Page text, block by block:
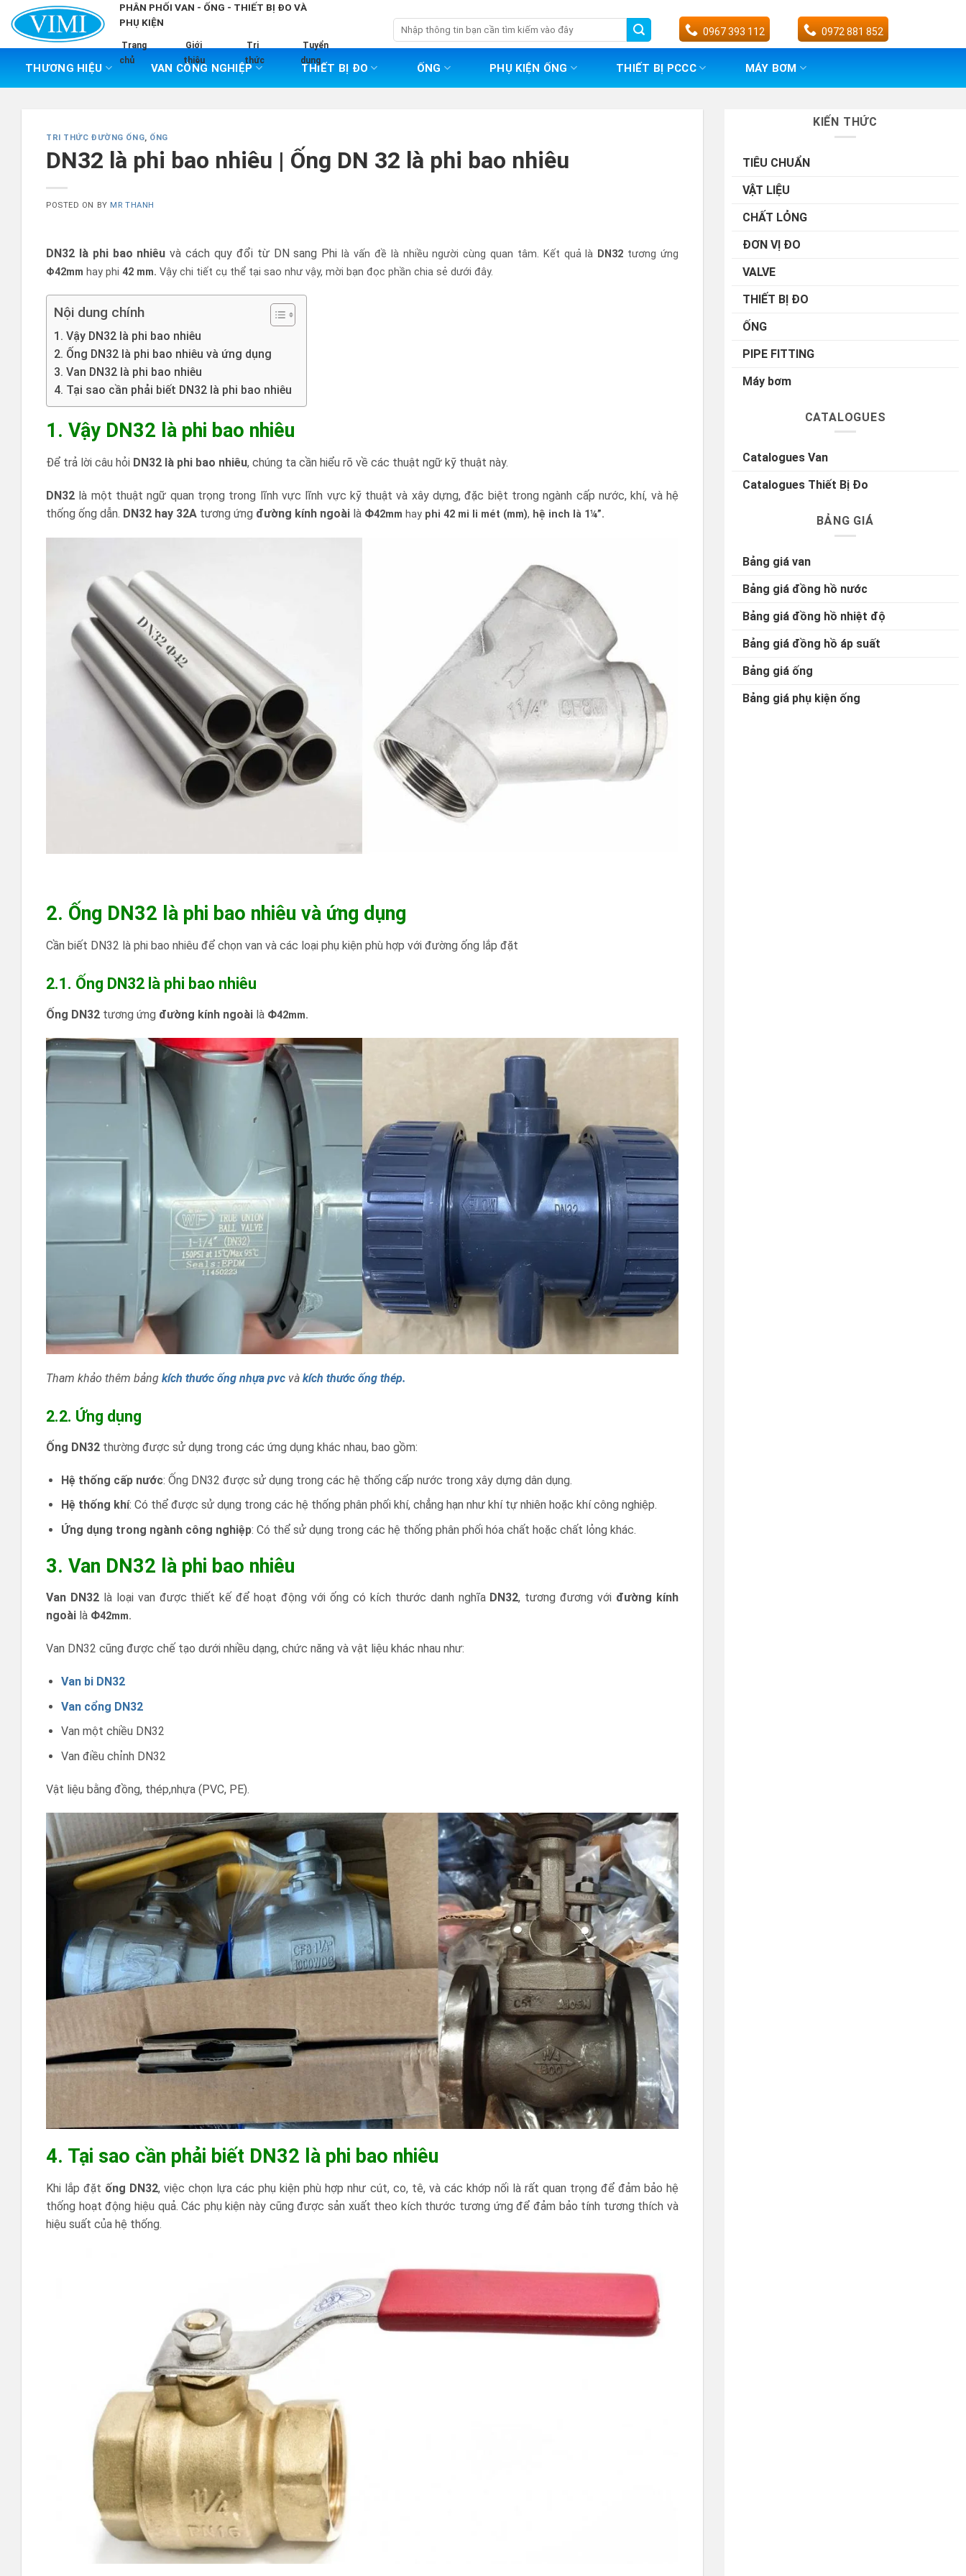
content
PHÂN PHỐI VAN - ỐNG - THIẾT BỊ ĐO VÀ
PHỤ KIỆN
Trang
chủ
Giới
thiệu
Tri
thức
Tuyển
dụng
Tìm
kiếm:
0967 393 112 0972 881 852
THƯƠNG HIỆU VAN CÔNG NGHIỆP THIẾT BỊ ĐO ỐNG PHỤ KIỆN ỐNG THIẾT BỊ PCCC MÁY BƠM
TRI THỨC ĐƯỜNG ỐNG, ỐNG
DN32 là phi bao nhiêu | Ống DN 32 là phi bao nhiêu
POSTED ON BY MR THANH
DN32 là phi bao nhiêu và cách quy đổi từ DN sang Philà vấn đề là nhiều người cùng quan tâm. Kết quả là DN32 tương ứng
Φ42mm hay phi 42 mm. Vậy chi tiết cụ thể tại sao như vậy, mời bạn đọc phần chia sẻ dưới đây.
Nội dung chính
1. Vậy DN32 là phi bao nhiêu
2. Ống DN32 là phi bao nhiêu và ứng dụng
3. Van DN32 là phi bao nhiêu
4. Tại sao cần phải biết DN32 là phi bao nhiêu
1. Vậy DN32 là phi bao nhiêu
Để trả lời câu hỏi DN32 là phi bao nhiêu, chúng ta cần hiểu rõ về các thuật ngữ kỹ thuật này.
DN32 là một thuật ngữ quan trọng trong lĩnh vực lĩnh vực kỹ thuật và xây dựng, đặc biệt trong ngành cấp nước, khí, và hệ
thống ống dẫn. DN32 hay 32A tương ứng đường kính ngoài là Φ42mm hay phi 42 mi li mét (mm), hệ inch là 1¼”.
2. Ống DN32 là phi bao nhiêu và ứng dụng
Cần biết DN32 là phi bao nhiêu để chọn van và các loại phụ kiện phù hợp với đường ống lắp đặt
2.1. Ống DN32 là phi bao nhiêu
Ống DN32 tương ứng đường kính ngoài là Φ42mm.
Tham khảo thêm bảng kích thước ống nhựa pvc và kích thước ống thép.
2.2. Ứng dụng
Ống DN32 thường được sử dụng trong các ứng dụng khác nhau, bao gồm:
Hệ thống cấp nước: Ống DN32 được sử dụng trong các hệ thống cấp nước trong xây dựng dân dụng.
Hệ thống khí: Có thể được sử dụng trong các hệ thống phân phối khí, chẳng hạn như khí tự nhiên hoặc khí công nghiệp.
Ứng dụng trong ngành công nghiệp: Có thể sử dụng trong các hệ thống phân phối hóa chất hoặc chất lỏng khác.
3. Van DN32 là phi bao nhiêu
Van DN32là loại van được thiết kế để hoạt động với ống có kích thước danh nghĩa DN32, tương đương với đường kính
ngoài là Φ42mm.
Van DN32 cũng được chế tạo dưới nhiều dạng, chức năng và vật liệu khác nhau như:
Van bi DN32
Van cổng DN32
Van một chiều DN32
Van điều chỉnh DN32
Vật liệu bằng đồng, thép,nhựa (PVC, PE).
4. Tại sao cần phải biết DN32 là phi bao nhiêu
Khi lắp đặt ống DN32, việc chọn lựa các phụ kiện phù hợp như cút, co, tê, và các khớp nối là rất quan trọng để đảm bảo hệ
thống hoạt động hiệu quả. Các phụ kiện này cũng được sản xuất theo kích thước tương ứng để đảm bảo tính tương thích và
hiệu suất của hệ thống.
KIẾN THỨC
TIÊU CHUẨN
VẬT LIỆU
CHẤT LỎNG
ĐƠN VỊ ĐO
VALVE
THIẾT BỊ ĐO
ỐNG
PIPE FITTING
Máy bơm
CATALOGUES
Catalogues Van
Catalogues Thiết Bị Đo
BẢNG GIÁ
Bảng giá van
Bảng giá đồng hồ nước
Bảng giá đồng hồ nhiệt độ
Bảng giá đồng hồ áp suất
Bảng giá ống
Bảng giá phụ kiện ống